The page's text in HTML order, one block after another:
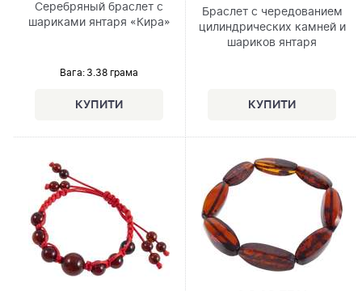
Серебряный браслет с
шариками янтаря «Кира»
Вага: 3.38 грама
Браслет с чередованием
цилиндрических камней и
шариков янтаря